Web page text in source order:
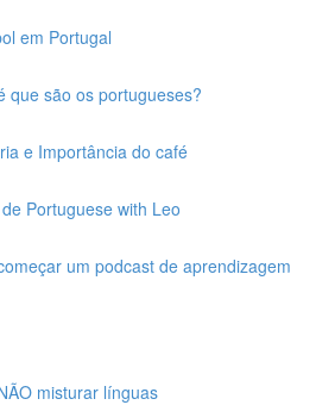
em Portugal
que são os portugueses?
e Importância do café
Portuguese with Leo
um podcast de aprendizagem
misturar línguas